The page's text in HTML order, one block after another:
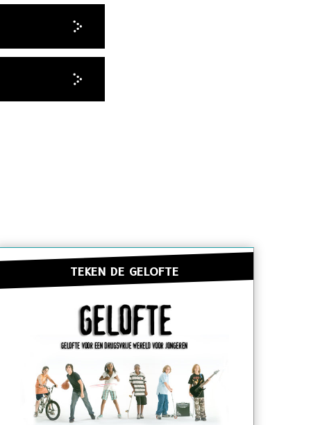
TEKEN DE GELOFTE